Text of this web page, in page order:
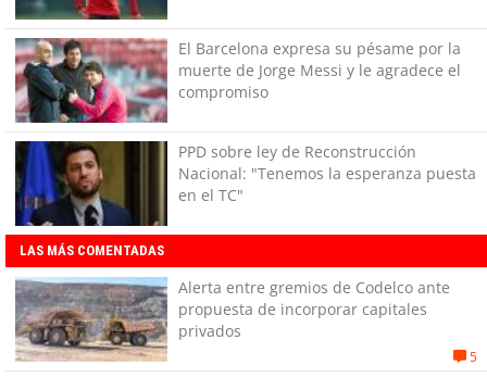
El Barcelona expresa su pésame por la
muerte de Jorge Messi y le agradece el
compromiso
PPD sobre ley de Reconstrucción
Nacional: "Tenemos la esperanza puesta
en el TC"
LAS MÁS COMENTADAS
Alerta entre gremios de Codelco ante
propuesta de incorporar capitales
privados
5